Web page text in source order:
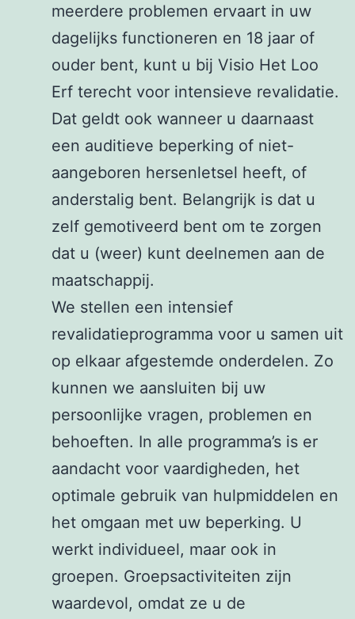
meerdere problemen ervaart in uw
dagelijks functioneren en 18 jaar of
ouder bent, kunt u bij Visio Het Loo
Erf terecht voor intensieve revalidatie.
Dat geldt ook wanneer u daarnaast
een auditieve beperking of niet-
aangeboren hersenletsel heeft, of
anderstalig bent. Belangrijk is dat u
zelf gemotiveerd bent om te zorgen
dat u (weer) kunt deelnemen aan de
maatschappij.
We stellen een intensief
revalidatieprogramma voor u samen uit
op elkaar afgestemde onderdelen. Zo
kunnen we aansluiten bij uw
persoonlijke vragen, problemen en
behoeften. In alle programma’s is er
aandacht voor vaardigheden, het
optimale gebruik van hulpmiddelen en
het omgaan met uw beperking. U
werkt individueel, maar ook in
groepen. Groepsactiviteiten zijn
waardevol, omdat ze u de